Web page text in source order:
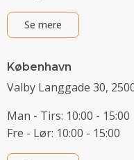
Se mere
København
Valby Langgade 30,
Man - Tirs: 10:00 - 15:00
Fre - Lør: 10:00 - 15:00